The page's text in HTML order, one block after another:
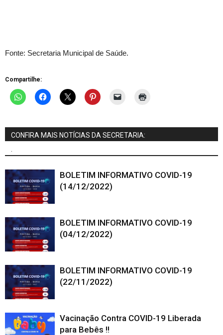
Fonte: Secretaria Municipal de Saúde.
Compartilhe:
CONFIRA MAIS NOTÍCIAS DA SECRETARIA:
BOLETIM INFORMATIVO COVID-19
(14/12/2022)
BOLETIM INFORMATIVO COVID-19
(04/12/2022)
BOLETIM INFORMATIVO COVID-19
(22/11/2022)
Vacinação Contra COVID-19 Liberada
para Bebês !!